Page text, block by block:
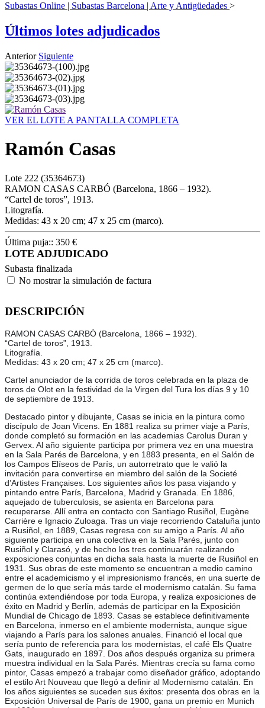
Subastas Online | Subastas Barcelona | Arte y Antigüedades >
Últimos lotes adjudicados
Anterior Siguiente
VER EL LOTE A PANTALLA COMPLETA
Ramón Casas
Lote 222 (35364673)
RAMON CASAS CARBÓ (Barcelona, 1866 – 1932).
“Cartel de toros”, 1913.
Litografía.
Medidas: 43 x 20 cm; 47 x 25 cm (marco).
Última puja:: 350 €
LOTE ADJUDICADO
Subasta finalizada
No mostrar la simulación de factura
DESCRIPCIÓN
RAMON CASAS CARBÓ (Barcelona, 1866 – 1932).
“Cartel de toros”, 1913.
Litografía.
Medidas: 43 x 20 cm; 47 x 25 cm (marco).
Cartel anunciador de la corrida de toros celebrada en la plaza de
toros de Olot en la festividad de la Virgen del Tura los días 9 y 10
de septiembre de 1913.
Destacado pintor y dibujante, Casas se inicia en la pintura como
discípulo de Joan Vicens. En 1881 realiza su primer viaje a París,
donde completó su formación en las academias Carolus Duran y
Gervex. Al año siguiente participa por primera vez en una muestra
en la Sala Parés de Barcelona, y en 1883 presenta, en el Salón de
los Campos Elíseos de París, un autorretrato que le valió la
invitación para convertirse en miembro del salón de la Societé
d’Artistes Françaises. Los siguientes años los pasa viajando y
pintando entre París, Barcelona, Madrid y Granada. En 1886,
aquejado de tuberculosis, se asienta en Barcelona para
recuperarse. Allí entra en contacto con Santiago Rusiñol, Eugène
Carrière e Ignacio Zuloaga. Tras un viaje recorriendo Cataluña junto
a Rusiñol, en 1889, Casas regresa con su amigo a París. Al año
siguiente participa en una colectiva en la Sala Parés, junto con
Rusiñol y Clarasó, y de hecho los tres continuarán realizando
exposiciones conjuntas en dicha sala hasta la muerte de Rusiñol en
1931. Sus obras de este momento se encuentran a medio camino
entre el academicismo y el impresionismo francés, en una suerte de
germen de lo que sería más tarde el modernismo catalán. Su fama
continúa extendiéndose por toda Europa, y realiza exposiciones de
éxito en Madrid y Berlín, además de participar en la Exposición
Mundial de Chicago de 1893. Casas se establece definitivamente
en Barcelona, inmerso en el ambiente modernista, aunque sigue
viajando a París para los salones anuales. Financió el local que
sería punto de referencia para los modernistas, el café Els Quatre
Gats, inaugurado en 1897. Dos años después organiza su primera
muestra individual en la Sala Parés. Mientras crecía su fama como
pintor, Casas empezó a trabajar como diseñador gráfico, adoptando
el estilo Art Nouveau que llegó a definir al Modernismo catalán. En
los años siguientes se suceden sus éxitos: presenta dos obras en la
Exposición Universal de París de 1900, gana un premio en Munich